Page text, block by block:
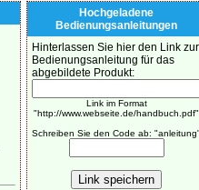
Hochgeladene
Bedienungsanleitungen
Hinterlassen Sie hier den Link zur
Bedienungsanleitung für das
abgebildete Produkt:
Link im Format
"http://www.webseite.de/handbuch.pdf"
Schreiben Sie den Code ab: